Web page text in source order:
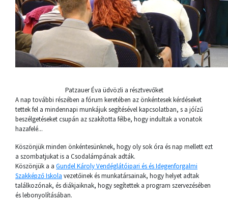
Patzauer Éva üdvözli a résztvevőket
A nap további részében a fórum keretében az önkéntesek kérdéseket
tettek fel a mindennapi munkájuk segítésével kapcsolatban, s a jóízű
beszélgetéseket csupán az szakította félbe, hogy indultak a vonatok
hazafelé...
Köszönjük minden önkéntesünknek, hogy oly sok óra és nap mellett ezt
a szombatjukat is a Csodalámpának adták.
Köszönjük a a Gundel Károly Vendéglátóipari és és Idegenforgalmi
Szakképző Iskola vezetőinek és munkatársainak, hogy helyet adtak
találkozónak, és diákjaiknak, hogy segítettek a program szervezésében
és lebonyolításában.